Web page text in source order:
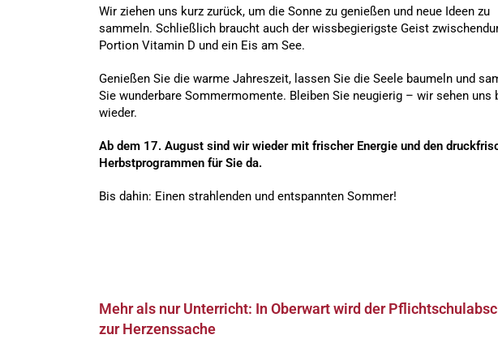
Wir ziehen uns kurz zurück, um die Sonne zu genießen und neue Ideen zu
sammeln. Schließlich braucht auch der wissbegierigste Geist
Portion Vitamin D und ein Eis am See.
Genießen Sie die warme Jahreszeit, lassen Sie die Seele baumeln und
Sie wunderbare Sommermomente. Bleiben Sie neugierig – wir sehen uns
wieder.
Ab dem 17. August sind wir wieder mit frischer Energie und den
Herbstprogrammen für Sie da.
Bis dahin: Einen strahlenden und entspannten Sommer!
Mehr als nur Unterricht: In Oberwart wird der
zur Herzenssache